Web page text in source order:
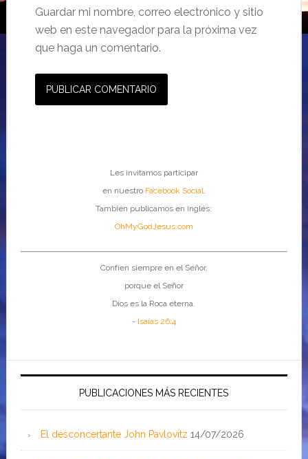
Guardar mi nombre, correo electrónico y sitio
web en este navegador para la próxima vez
que haga un comentario.
Les invitamos participar
en nuestro Facebook Social.
También publicamos en inglés:
OhMyGodJesus.com
Confíen siempre en el Señor,
porque el Señor
Dios es la Roca eterna.
- Isaías 26:4
PUBLICACIONES MÁS RECIENTES
El desconcertante John Pavlovitz 14/07/2026